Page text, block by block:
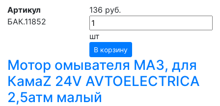
Артикул
БАК.11852
136 руб.
шт
В корзину
Мотор омывателя МАЗ, для
КамаZ 24V AVTOELECTRICA
2,5атм малый